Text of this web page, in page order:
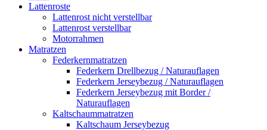
Lattenroste
Lattenrost nicht verstellbar
Lattenrost verstellbar
Motorrahmen
Matratzen
Federkernmatratzen
Federkern Drellbezug / Naturauflagen
Federkern Jerseybezug / Naturauflagen
Federkern Jerseybezug mit Border /
Naturauflagen
Kaltschaummatratzen
Kaltschaum Jerseybezug